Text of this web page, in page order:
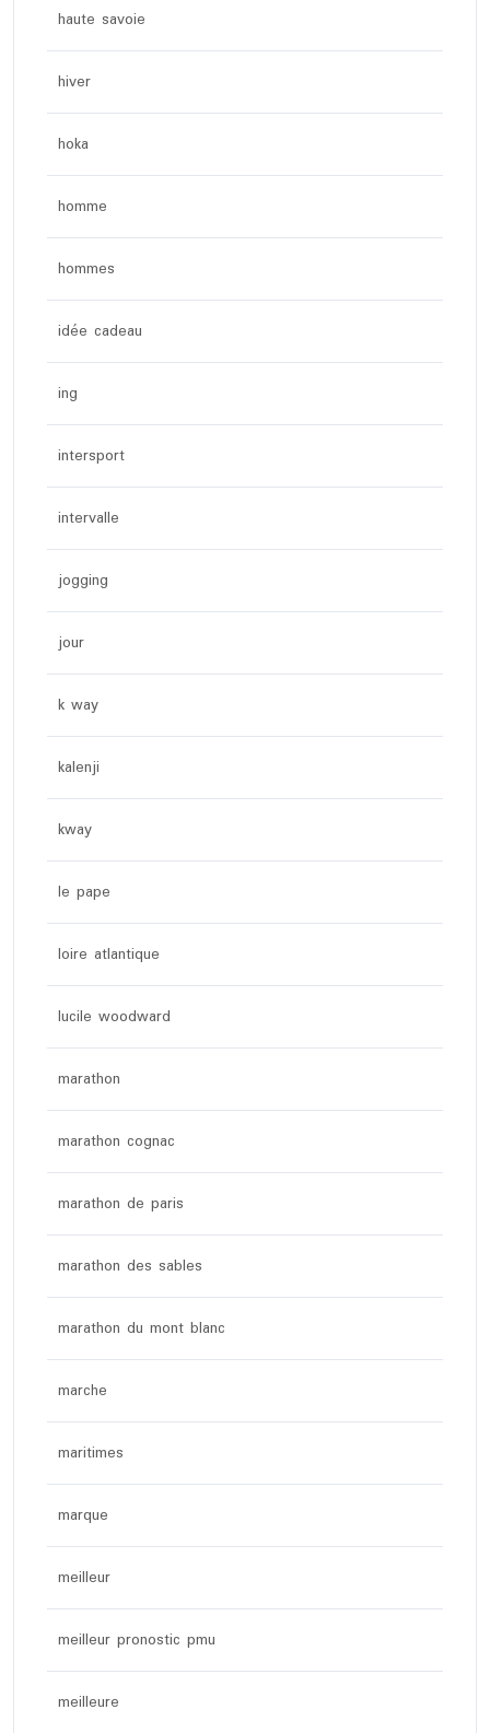
haute savoie
hiver
hoka
homme
hommes
idée cadeau
ing
intersport
intervalle
jogging
jour
k way
kalenji
kway
le pape
loire atlantique
lucile woodward
marathon
marathon cognac
marathon de paris
marathon des sables
marathon du mont blanc
marche
maritimes
marque
meilleur
meilleur pronostic pmu
meilleure